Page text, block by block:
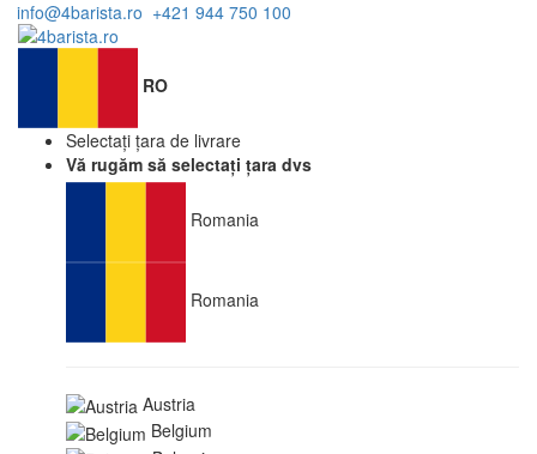
info@4barista.ro +421 944 750 100
RO
Selectați țara de livrare
Vă rugăm să selectați țara dvs
Romania
Romania
Austria
Belgium